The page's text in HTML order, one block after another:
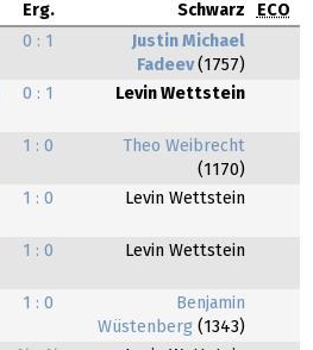
Erg. Schwarz
ECO
0 : 1
Justin Michael
Fadeev (1757)
0 : 1 Levin Wettstein
1 : 0
Theo Weibrecht
(1170)
1 : 0 Levin Wettstein
1 : 0 Levin Wettstein
1 : 0
Benjamin
Wüstenberg (1343)